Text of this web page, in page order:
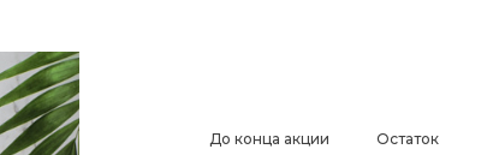
До конца акции Остаток